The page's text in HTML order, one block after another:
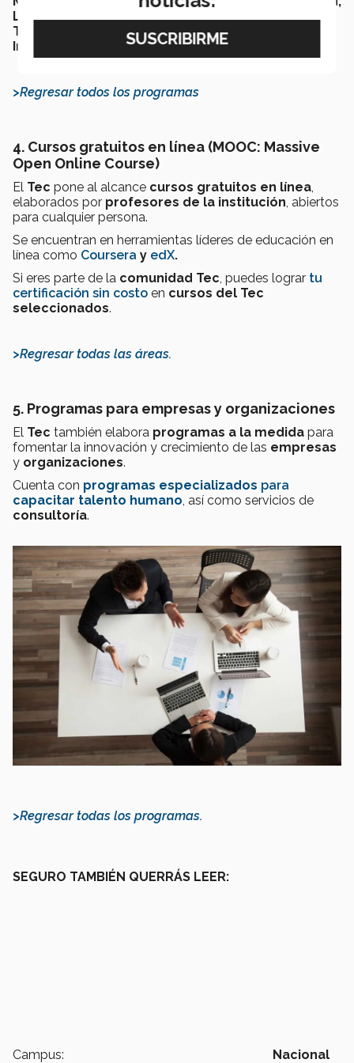
Logística y Cadena de Suministro, Sistemas y
Tecnologías de Información, y Gestión en la
Industria Farmacéutica y Salud, entre otros.
>Regresar todos los programas
4. Cursos gratuitos en línea (MOOC: Massive
Open Online Course)
El Tec pone al alcance cursos gratuitos en línea,
elaborados por profesores de la institución, abiertos
para cualquier persona.
Se encuentran en herramientas líderes de educación en
línea como Coursera y edX.
Si eres parte de la comunidad Tec, puedes lograr tu
certificación sin costo en cursos del Tec
seleccionados.
>Regresar todas las áreas.
5. Programas para empresas y organizaciones
El Tec también elabora programas a la medida para
fomentar la innovación y crecimiento de las empresas
y organizaciones.
Cuenta con programas especializados para
capacitar talento humano, así como servicios de
consultoría.
>Regresar todas los programas.
SEGURO TAMBIÉN QUERRÁS LEER:
Campus: Nacional